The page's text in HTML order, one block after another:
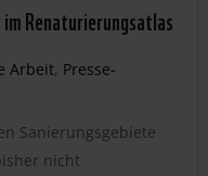
Renaturierungsatlas
Arbeit, Presse-
Sanierungsgebiete
nicht